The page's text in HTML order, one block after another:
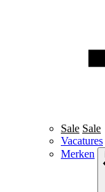
Sale Sale
Vacatures
Merken